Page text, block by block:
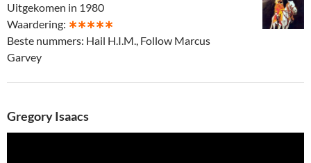
Uitgekomen in 1980
Waardering: ∗∗∗∗∗
Beste nummers: Hail H.I.M., Follow Marcus
Garvey
Gregory Isaacs